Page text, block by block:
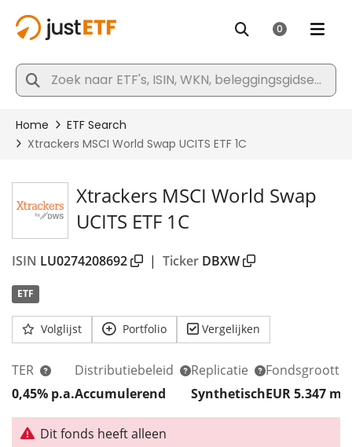
Xtrackers MSCI World Swap
UCITS ETF 1C
ISIN LU0274208692 | Ticker DBXW
ETF
Volglijst Portfolio Vergelijken
TER
0,45% p.a.
Distributiebeleid
Accumulerend
Replicatie
Synthetisch
Fondsgrootte
EUR 5.347 m
Dit fonds heeft alleen